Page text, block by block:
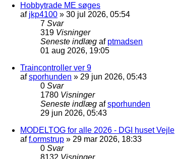
Hobbytrade ME søges
af jkp4100 » 30 jul 2026, 05:54
7 Svar
319 Visninger
Seneste indlæg af ptmadsen
01 aug 2026, 19:05
Traincontroller ver 9
afsporhunden » 29 jun 2026, 05:43
0 Svar
1780 Visninger
Seneste indlæg afsporhunden
29 jun 2026, 05:43
MODELTOG for alle 2026 - DGI huset Vejle
aff.ormstrup » 29 mar 2026, 18:33
0 Svar
8132 Visninger